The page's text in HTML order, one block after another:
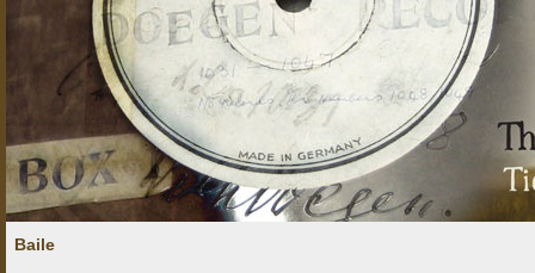
Baile